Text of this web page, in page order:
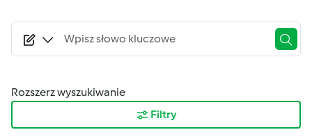
Rozszerz wyszukiwanie
Filtry